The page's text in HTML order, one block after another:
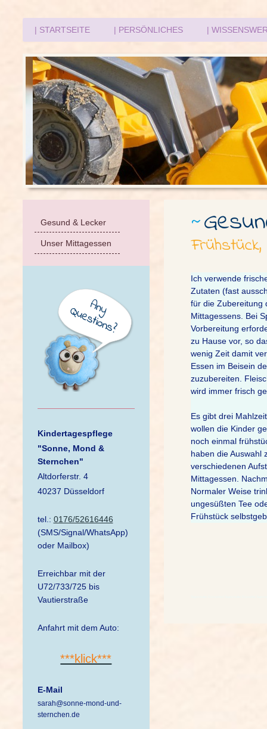
| STARTSEITE | PERSÖNLICHES |
Ich verwende
Zutaten (fast
für die Zubereitung
Mittagessens. Bei
Vorbereitung
zu Hause vor, so
wenig Zeit damit
Essen im Beisein
zuzubereiten.
wird immer frisch
Es gibt drei
wollen die Kinder
noch einmal
haben die Auswahl
verschiedenen
Mittagessen.
Normaler Weise
ungesüßten Tee
Frühstück
Gesund & Lecker
Unser Mittagessen
Kindertagespflege
"Sonne, Mond &
Sternchen"
Altdorferstr. 4
40237 Düsseldorf
tel.: 0176/52616446
(SMS/Signal/WhatsApp)
oder Mailbox)
Erreichbar mit der
U72/733/725 bis
Vautierstraße
Anfahrt mit dem Auto:
***klick***
E-Mail
sarah@sonne-mond-und-
sternchen.de